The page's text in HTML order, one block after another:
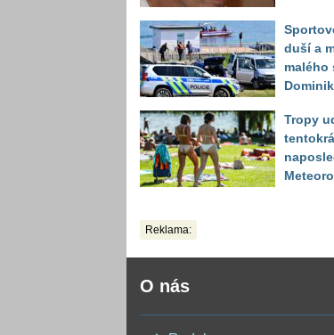
duší a
malého
až
Tropy
Reklama:
O nás